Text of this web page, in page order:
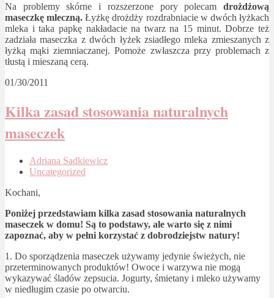
Na problemy skórne i rozszerzone pory polecam drożdżową
maseczkę mleczną. Łyżkę drożdży rozdrabniacie w dwóch łyżkach
mleka i taka papkę nakładacie na twarz na 15 minut. Dobrze też
zadziała maseczka z dwóch łyżek zsiadłego mleka zmieszanych z
łyżką mąki ziemniaczanej. Pomoże zwłaszcza przy problemach z
tłustą i mieszaną cerą.
01/30/2011
Kilka zasad stosowania naturalnych
maseczek
Adriana Sadkiewicz
Uncategorized
Kochani,
Poniżej przedstawiam kilka zasad stosowania naturalnych
maseczek w domu! Są to podstawy, ale warto się z nimi
zapoznać, aby w pełni korzystać z dobrodziejstw natury!
1. Do sporządzenia maseczek używamy jedynie świeżych, nie
przeterminowanych produktów! Owoce i warzywa nie mogą
wykazywać śladów zepsucia. Jogurty, śmietany i mleko używamy
w niedługim czasie po otwarciu.